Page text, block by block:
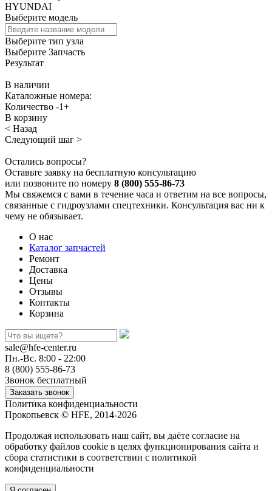
HYUNDAI
Выберите модель
Выберите тип узла
Выберите Запчасть
Результат
В наличии
Каталожные номера:
Количество -1+
В корзину
< Назад
Следующий шаг >
Остались вопросы?
Оставьте заявку на бесплатную консультацию
или позвоните по номеру 8 (800) 555-86-73
Мы свяжемся с вами в течение часа и ответим на все вопросы,
связанные с гидроузлами спецтехники. Консультация вас ни к
чему не обязывает.
О нас
Каталог запчастей
Ремонт
Доставка
Цены
Отзывы
Контакты
Корзина
sale@hfe-center.ru
Пн.-Вс. 8:00 - 22:00
8 (800) 555-86-73
Звонок бесплатный
Политика конфиденциальности
Прокопьевск © HFE, 2014-2026
Продолжая использовать наш сайт, вы даёте согласие на
обработку файлов cookie в целях функционирования сайта и
сбора статистики в соответствии с политикой
конфиденциальности